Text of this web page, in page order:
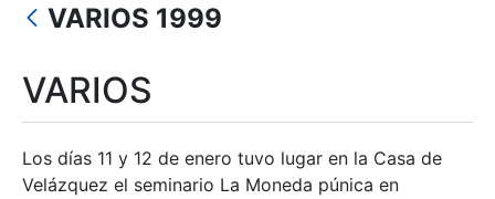
Mostrar/Ocultar
VARIOS 1999
VARIOS
Los días 11 y 12 de enero tuvo lugar en la Casa de
Velázquez el seminario La Moneda púnica en